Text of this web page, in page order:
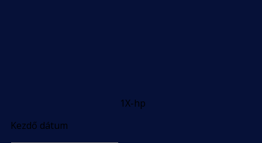
1X-hp
Kezdő dátum